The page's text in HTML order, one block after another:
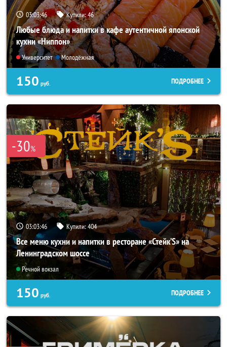
03:03:42 Купили:46
Любые блюда и напитки в кафе аутентичной японской
кухни «Ниппон»
Университет Молодёжная
150 руб. ПОДРОБНЕЕ
-30%
03:03:42 Купили:404
Все меню кухни и напитки в ресторане «Стейк’S» на
Ленинградском шоссе
Речной вокзал
150 руб. ПОДРОБНЕЕ